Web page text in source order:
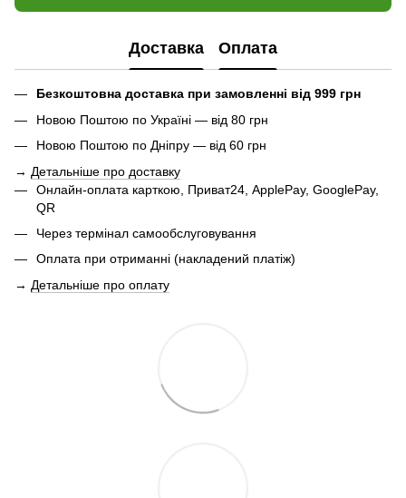
Доставка Оплата
Безкоштовна доставка при замовленні від 999 грн
Новою Поштою по Україні — від 80 грн
Новою Поштою по Дніпру — від 60 грн
→ Детальніше про доставку
Онлайн-оплата карткою, Приват24, ApplePay, GooglePay,
QR
Через термінал самообслуговування
Оплата при отриманні (накладений платіж)
→ Детальніше про оплату